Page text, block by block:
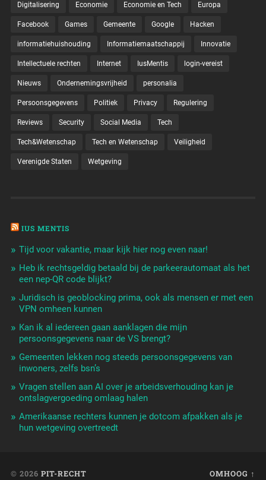
Digitalisering Economie Economie en Tech Europa
Facebook Games Gemeente Google Hacken
informatiehuishouding Informatiemaatschappij Innovatie
Intellectuele rechten Internet IusMentis login-vereist
Nieuws Ondernemingsvrijheid personalia
Persoonsgegevens Politiek Privacy Regulering
Reviews Security Social Media Tech
Tech&Wetenschap Tech en Wetenschap Veiligheid
Verenigde Staten Wetgeving
IUS MENTIS
Tijd voor vakantie, maar kijk hier nog even naar!
Heb ik rechtsgeldig betaald bij de parkeerautomaat als het
een nep-QR code blijkt?
Juridisch is geoblocking prima, ook als mensen er met een
VPN omheen kunnen
Kan ik al iedereen gaan aanklagen die mijn
persoonsgegevens naar de VS brengt?
Gemeenten lekken nog steeds persoonsgegevens van
inwoners, zelfs bsn’s
Vragen stellen aan AI over je arbeidsverhouding kan je
ontslagvergoeding omlaag halen
Amerikaanse rechters kunnen je dotcom afpakken als je
hun wetgeving overtreedt
© 2026 PIT-RECHT OMHOOG ↑